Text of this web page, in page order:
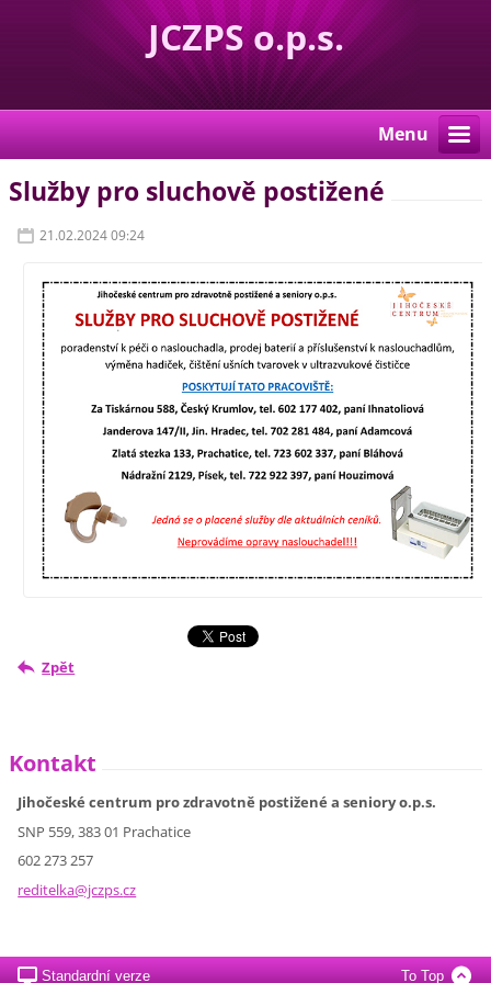
JCZPS o.p.s.
Menu
Služby pro sluchově postižené
21.02.2024 09:24
Zpět
Kontakt
Jihočeské centrum pro zdravotně postižené a seniory o.p.s.
SNP 559, 383 01 Prachatice
602 273 257
reditelka@jczps.cz
Standardní verze To Top